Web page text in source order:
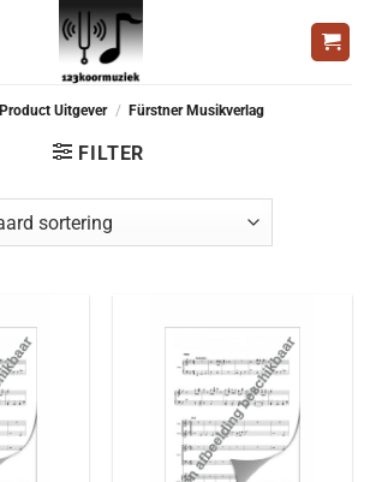
Product Uitgever / Fürstner Musikverlag
FILTER